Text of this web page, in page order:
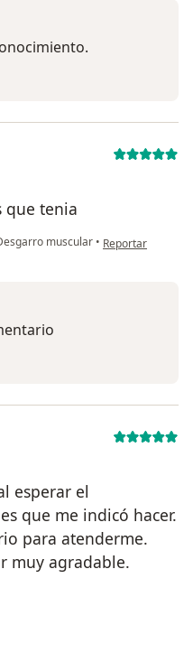
que tenia
muscular • en opinión del
Reportar
esperar el
que me indicó hacer.
para atenderme.
muy agradable.